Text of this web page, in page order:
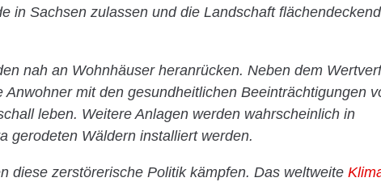
in Sachsen zulassen und die Landschaft flächendeckend
nah an Wohnhäuser heranrücken. Neben dem
mit den gesundheitlichen Beeinträchtigungen
leben. Weitere Anlagen werden wahrscheinlich in
gerodeten Wäldern installiert werden.
diese zerstörerische Politik kämpfen. Das weltweite